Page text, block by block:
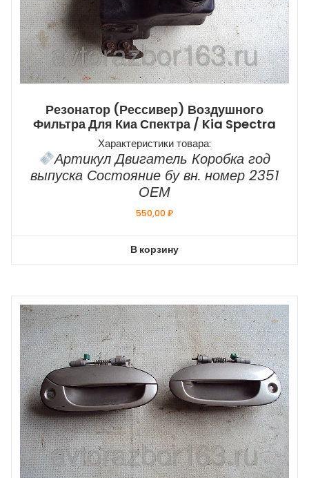
Резонатор (рессивер) Воздушного
Фильтра Для Киа Спектра / Kia Spectra
Характеристики товара:
Артикул Двигатель Коробка год
выпуска Состояние бу вн. номер 2351
ОЕМ
550,00₽
В корзину